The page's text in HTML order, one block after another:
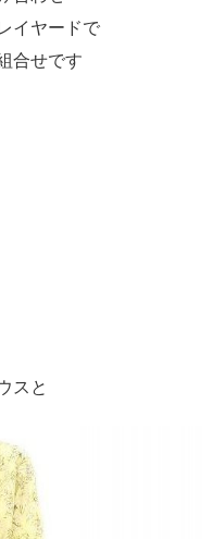
イヤードで
合せです
スと